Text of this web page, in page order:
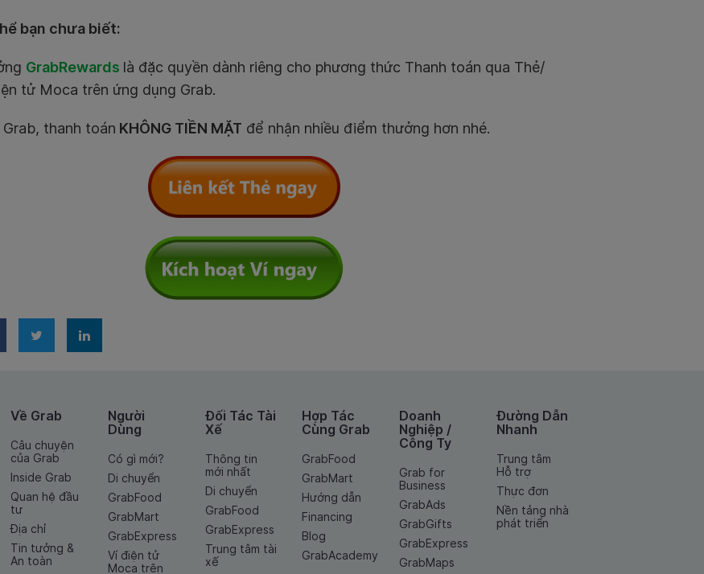
bạn chưa biết:
GrabRewards là đặc quyền dành riêng cho phương thức Thanh toán qua Thẻ/
tử Moca trên ứng dụng Grab.
thanh toán KHÔNG TIỀN MẶT để nhận nhiều điểm thưởng hơn nhé.
Về Grab
Câu chuyện
của Grab
Inside Grab
Quan hệ đầu
tư
Địa chỉ
Tin tưởng &
An toàn
Người
Dùng
Có gì mới?
Di chuyển
GrabFood
GrabMart
GrabExpress
Ví điện tử
Moca trên
Đối Tác Tài
Xế
Thông tin
mới nhất
Di chuyển
GrabFood
GrabExpress
Trung tâm tài
xế
Hợp Tác
Cùng Grab
GrabFood
GrabMart
Hướng dẫn
Financing
Blog
GrabAcademy
Doanh
Nghiệp /
Công Ty
Grab for
Business
GrabAds
GrabGifts
GrabExpress
GrabMaps
Đường Dẫn
Nhanh
Trung tâm
Hỗ trợ
Thực đơn
Nền tảng nhà
phát triển